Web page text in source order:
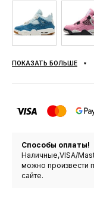
ПОКАЗАТЬ БОЛЬШЕ
Способы оплаты!
Наличные,VISA/
можно произвести
сайте.